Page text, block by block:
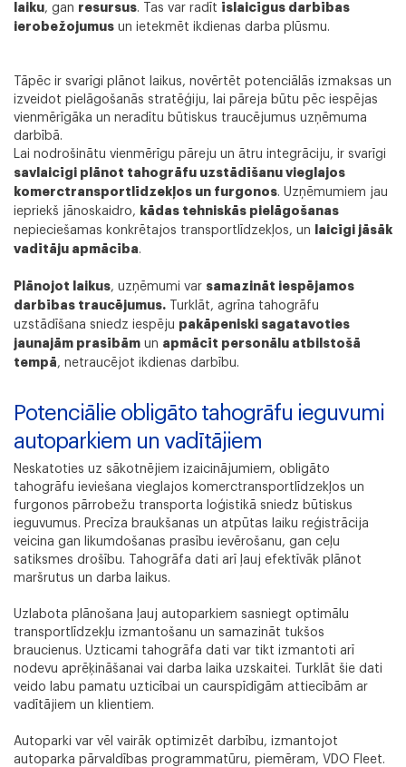
laiku, gan resursus. Tas var radīt īslaicīgus darbības
ierobežojumus un ietekmēt ikdienas darba plūsmu.
Tāpēc ir svarīgi plānot laikus, novērtēt potenciālās izmaksas un
izveidot pielāgošanās stratēģiju, lai pāreja būtu pēc iespējas
vienmērīgāka un neradītu būtiskus traucējumus uzņēmuma
darbībā.
ChatGPT saka:
Lai nodrošinātu vienmērīgu pāreju un ātru integrāciju, ir svarīgi
savlaicīgi plānot tahogrāfu uzstādīšanu vieglajos
komerctransportlīdzekļos un furgonos. Uzņēmumiem jau
iepriekš jānoskaidro, kādas tehniskās pielāgošanas
nepieciešamas konkrētajos transportlīdzekļos, un
laicīgi jāsāk
vadītāju apmācība.
Plānojot laikus, uzņēmumi var samazināt iespējamos
darbības traucējumus. Turklāt, agrīna tahogrāfu
uzstādīšana sniedz iespēju pakāpeniski sagatavoties
jaunajām prasībām un apmācīt personālu atbilstošā
tempā, netraucējot ikdienas darbību.
Potenciālie obligāto tahogrāfu ieguvumi
autoparkiem un vadītājiem
Neskatoties uz sākotnējiem izaicinājumiem, obligāto
tahogrāfu ieviešana vieglajos komerctransportlīdzekļos un
furgonos pārrobežu transporta loģistikā sniedz būtiskus
ieguvumus. Precīza braukšanas un atpūtas laiku reģistrācija
veicina gan likumdošanas prasību ievērošanu, gan ceļu
satiksmes drošību. Tahogrāfa dati arī ļauj efektīvāk plānot
maršrutus un darba laikus.
Uzlabota plānošana ļauj autoparkiem sasniegt optimālu
transportlīdzekļu izmantošanu un samazināt tukšos
braucienus. Uzticami tahogrāfa dati var tikt izmantoti arī
nodevu aprēķināšanai vai darba laika uzskaitei. Turklāt šie dati
veido labu pamatu uzticībai un caurspīdīgām attiecībām ar
vadītājiem un klientiem.
Autoparki var vēl vairāk optimizēt darbību, izmantojot
autoparka pārvaldības programmatūru, piemēram, VDO Fleet.